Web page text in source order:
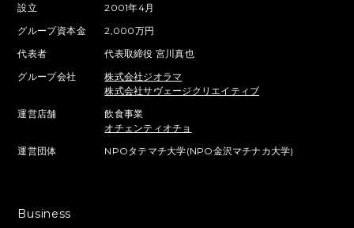
設立
2001年4月
グループ資本金
2,000万円
代表者
代表取締役 宮川真也
グループ会社
株式会社ジオラマ
株式会社サヴェージクリエイティブ
運営店舗
飲食事業
オチェンティオチョ
運営団体
NPOタテマチ大学(NPO金沢マチナカ大学)
Business